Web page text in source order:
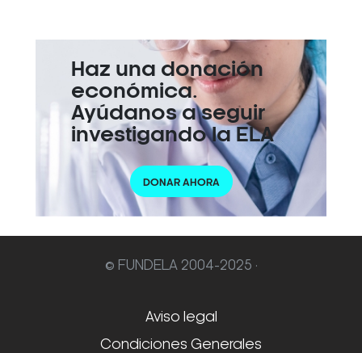
Haz una donación
económica.
Ayúdanos a seguir
investigando la ELA
DONAR AHORA
© FUNDELA 2004-2025 ·
Aviso legal
Condiciones Generales